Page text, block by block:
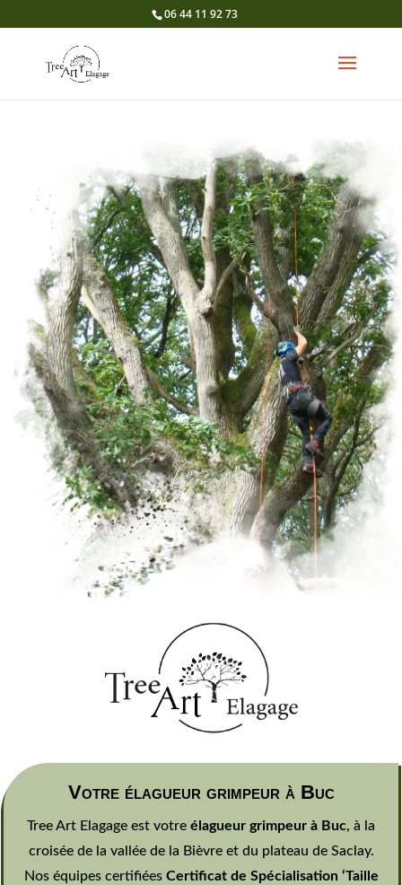
06 44 11 92 73
Votre élagueur grimpeur à Buc
Tree Art Elagage est votre élagueur grimpeur à Buc, à la
croisée de la vallée de la Bièvre et du plateau de Saclay.
Nos équipes certifiées Certificat de Spécialisation ‘Taille